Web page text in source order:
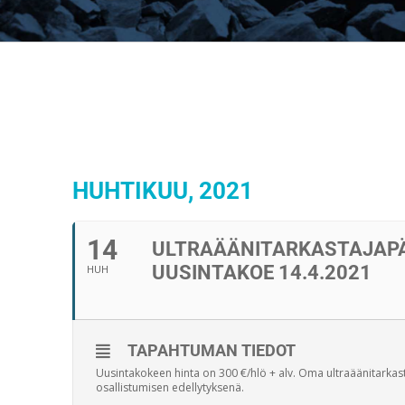
HUHTIKUU, 2021
14
HUH
UUSINTAKOE 14.4.2021
TAPAHTUMAN TIEDOT
Uusintakokeen hinta on 300 €/hlö + alv. Oma
osallistumisen edellytyksenä.